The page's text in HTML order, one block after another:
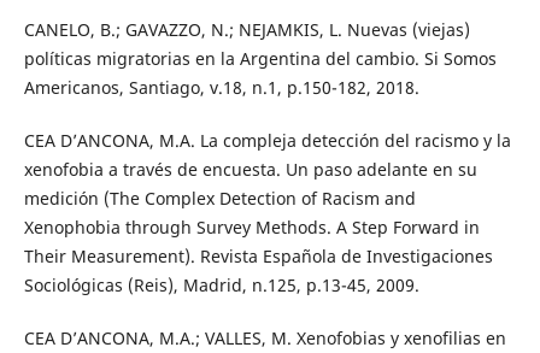
CANELO, B.; GAVAZZO, N.; NEJAMKIS, L. Nuevas (viejas)
políticas migratorias en la Argentina del cambio. Si Somos
Americanos, Santiago, v.18, n.1, p.150-182, 2018.
CEA D’ANCONA, M.A. La compleja detección del racismo y la
xenofobia a través de encuesta. Un paso adelante en su
medición (The Complex Detection of Racism and
Xenophobia through Survey Methods. A Step Forward in
Their Measurement). Revista Española de Investigaciones
Sociológicas (Reis), Madrid, n.125, p.13-45, 2009.
CEA D’ANCONA, M.A.; VALLES, M. Xenofobias y xenofilias en